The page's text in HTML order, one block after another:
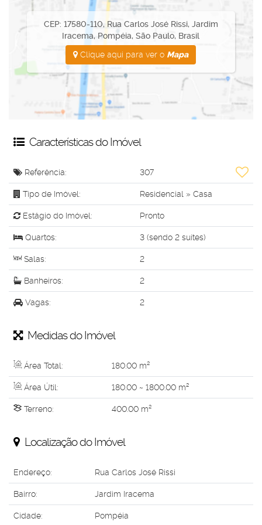
Agende já a sua visita e venha conhecer o seu novo lar! Entre
em contato pelo número (14) 99641-8358. Não perca essa
chance única! 🏡💫
CEP: 17580-110, Rua Carlos José Rissi, Jardim
Iracema, Pompéia,São Paulo, Brasil
Clique aqui para ver o Mapa
Características do Imóvel
Referência: 307
Tipo de Imóvel: Residencial » Casa
Estágio do Imóvel: Pronto
Quartos: 3 (sendo 2 suítes)
Salas: 2
Banheiros: 2
Vagas: 2
Medidas do Imóvel
Área Total: 180.00 m²
Área Útil: 180.00 ~ 1800.00 m²
Terreno: 400.00 m²
Localização do Imóvel
Endereço: Rua Carlos José Rissi
Bairro: Jardim Iracema
Cidade: Pompéia